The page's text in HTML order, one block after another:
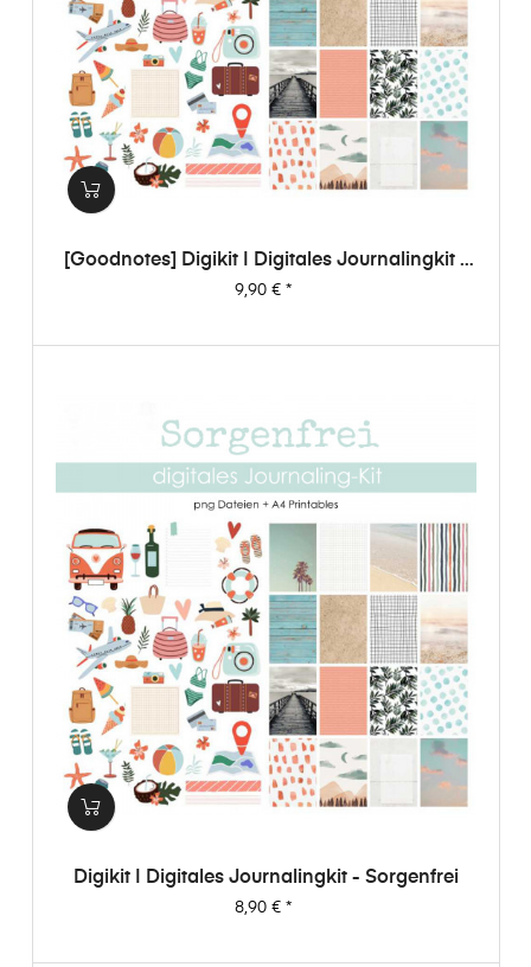
[Goodnotes] Digikit | Digitales Journalingkit -
Sorgenfrei
Preis
9,90 €*
Digikit | Digitales Journalingkit - Sorgenfrei
Preis
8,90 €*